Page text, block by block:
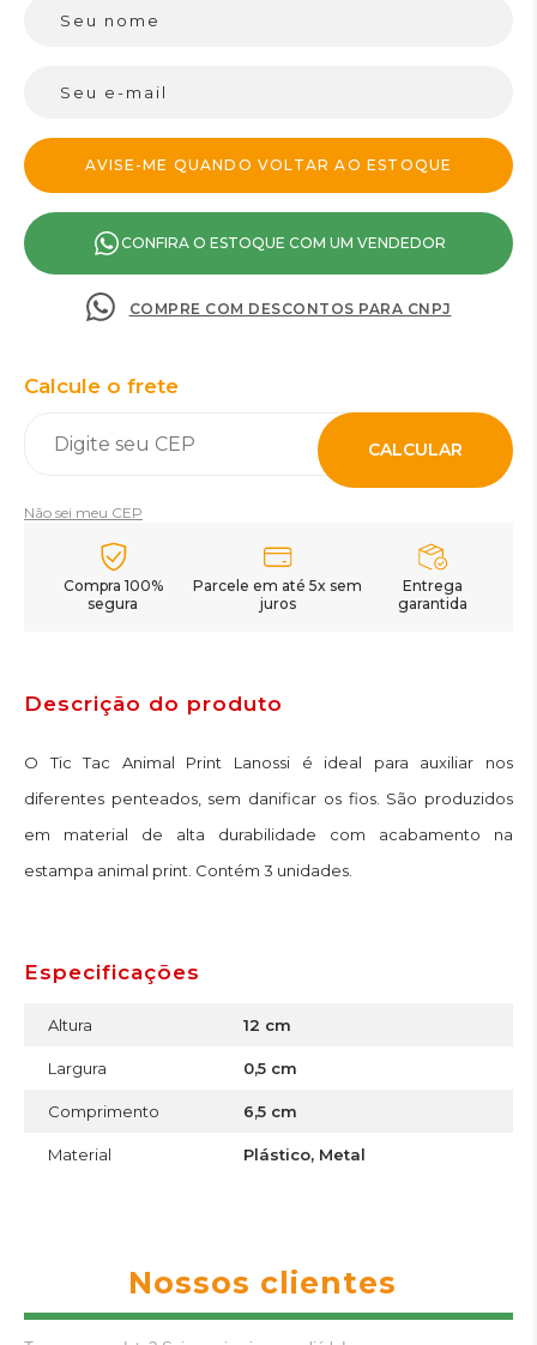
CONFIRA O ESTOQUE COM UM VENDEDOR
COMPRE COM DESCONTOS PARA CNPJ
Calcule o frete
CALCULAR
Não sei meu CEP
Compra 100%
segura
Parcele em até 5x sem
juros
Entrega
garantida
Descrição do produto
O Tic Tac Animal Print Lanossi é ideal para auxiliar nos
diferentes penteados, sem danificar os fios. São produzidos
em material de alta durabilidade com acabamento na
estampa animal print. Contém 3 unidades.
Especificações
Altura 12 cm
Largura 0,5 cm
Comprimento 6,5 cm
Material Plástico, Metal
Nossos clientes